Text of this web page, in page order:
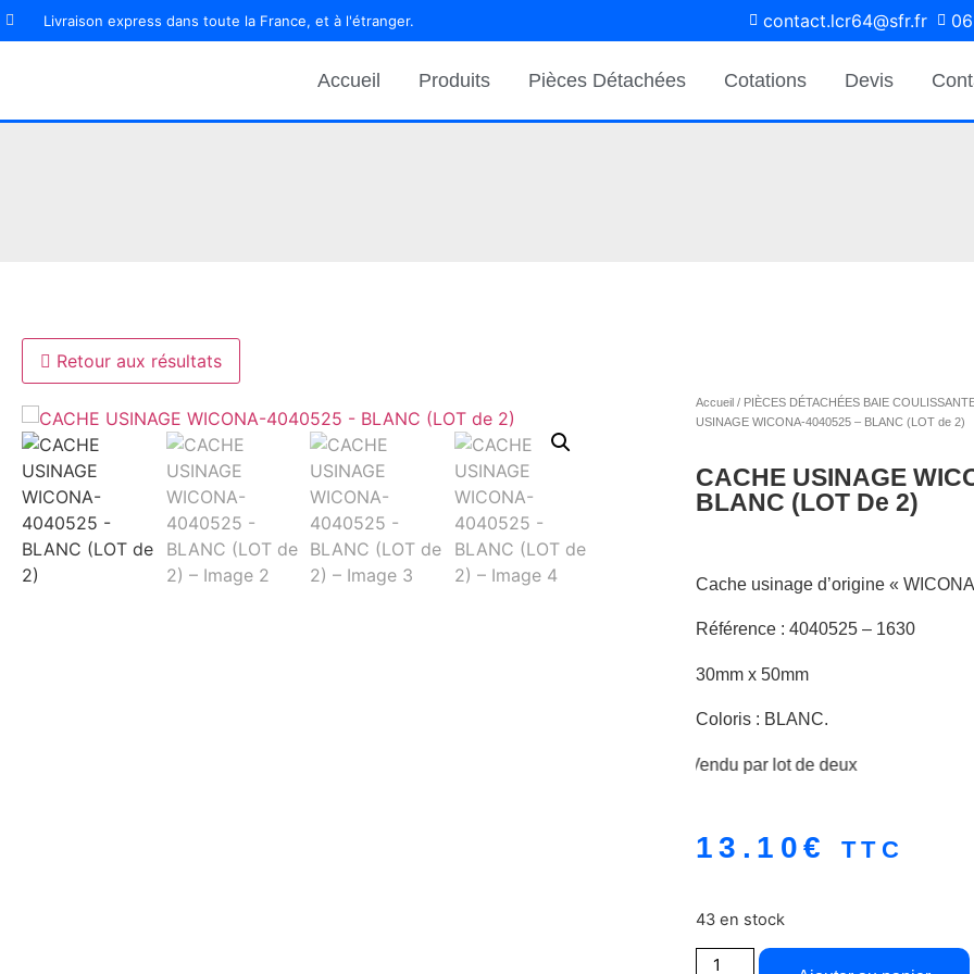
Livraison express dans toute la France, et à l'étranger. contact.lcr64@sfr.fr
Accueil Produits Pièces Détachées Cotations Devis
TEL : 06 18 99 00 29
Retour aux résultats
Accueil / PIÈCES DÉTACHÉES BAIE
USINAGE WICONA-4040525 – BLANC (LOT de 2)
CACHE USINAGE
BLANC (LOT De 2)
Cache usinage d’origine «
Référence : 4040525 – 1630
30mm x 50mm
Coloris : BLANC.
Vendu par lot de deux
13.10€ TTC
43 en stock